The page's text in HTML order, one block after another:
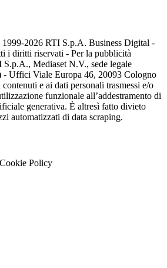
2026 RTI S.p.A. Business Digital -
i diritti riservati - Per la pubblicità
Mediaset N.V., sede legale
- Uffici Viale Europa 46, 20093 Cologno
e ai dati personali trasmessi e/o
funzionale all’addestramento di
generativa. È altresì fatto divieto
automatizzati di data scraping.
Cookie Policy